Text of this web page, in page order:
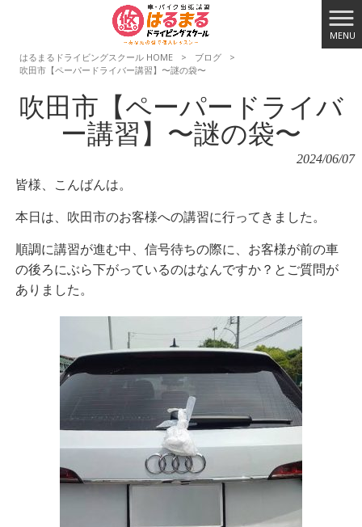
MENU
はるまるドライビングスクール HOME
> ブログ
>
吹田市【ペーパードライバー講習】〜謎の袋〜
吹田市【ペーパードライバ
ー講習】〜謎の袋〜
2024/06/07
皆様、こんばんは。
本日は、吹田市のお客様への講習に行ってきました。
順調に講習が進む中、信号待ちの際に、お客様が前の車
の後ろにぶら下がっているのはなんですか？とご質問が
ありました。